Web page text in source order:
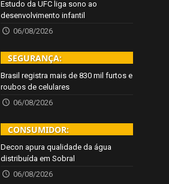
Estudo da UFC liga sono ao
desenvolvimento infantil
06/08/2026
SEGURANÇA:
Brasil registra mais de 830 mil furtos e
roubos de celulares
06/08/2026
CONSUMIDOR:
Decon apura qualidade da água
distribuída em Sobral
06/08/2026